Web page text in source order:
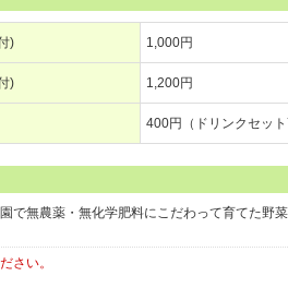
) 1,000円
) 1,200円
400円（ドリンクセット
で無農薬・無化学肥料にこだわって育てた野
さい。